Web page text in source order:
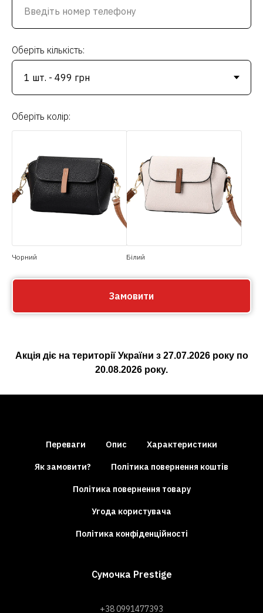
Оберіть кількість:
Оберіть колір:
Чорний Білий
Замовити
Акція діє на території України з 27.07.2026року по
20.08.2026 року.
Переваги Опис Характеристики
Як замовити? Політика повернення коштів
Політика повернення товару
Угода користувача
Політика конфіденційності
Сумочка Prestige
+38 0991477393